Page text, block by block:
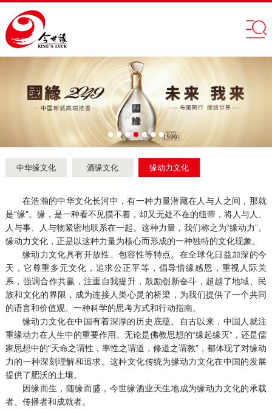
中华缘文化 酒缘文化 缘动力文化
在浩瀚的中华文化长河中，有一种力量潜藏在人与人之间，那就
是“缘”。缘，是一种看不见摸不着，却又无处不在的纽带，将人与人、
人与事、人与物紧密地联系在一起。这种力量，我们称之为“缘动力”。
缘动力文化，正是以这种力量为核心而形成的一种独特的文化现象。
缘动力文化具有开放性、包容性等特点。在全球化日益加深的今
天，它尊重多元文化，追求公正平等，倡导惜缘感恩，重视人际关
系，强调合作共赢，注重自我提升，鼓励创新奋斗，超越了地域、民
族和文化的界限，成为连接人类心灵的桥梁，为我们提供了一个共同
的语言和价值观、一种科学的思考方式和行动指南。
缘动力文化在中国有着深厚的历史底蕴。自古以来，中国人就注
重缘动力在人生中的重要作用。无论是佛教思想的“缘起缘灭”，还是儒
家思想中的“天命之谓性，率性之谓道，修道之谓教”，都体现了对缘动
力的一种深刻理解和追求。这种文化传统为缘动力文化在中国的发展
提供了肥沃的土壤。
因缘而生，随缘而盛，今世缘酒业天生地成为缘动力文化的承载
者、传播者和成就者。